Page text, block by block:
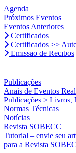
Agenda
Próximos Eventos
Eventos Anteriores
Certificados
Certificados >>
Emissão de Recibos
Publicações
Anais de Eventos
Publicações > Livros,
Normas Técnicas
Notícias
Revista SOBECC
Tutorial – envie seu
para a Revista